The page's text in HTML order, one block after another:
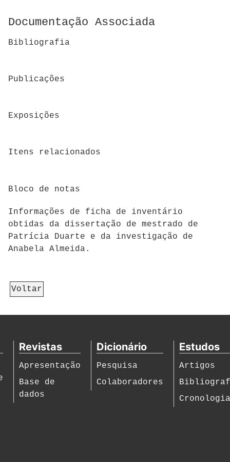
Documentação Associada
Bibliografia
Publicações
Exposições
Itens relacionados
Bloco de notas
Informações de ficha de inventário
obtidas da dissertação de mestrado de
Patrícia Duarte e da investigação de
Anabela Almeida.
Voltar
Revistas
Apresentação
Base de
dados
Dicionário
Pesquisa
Colaboradores
Estudos
Artigos